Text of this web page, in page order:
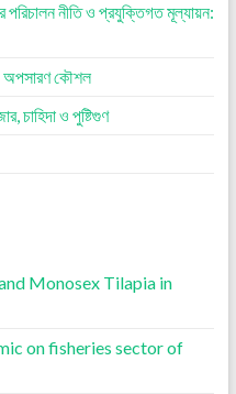
নীতি ও প্রযুক্তিগত মূল্যায়ন:
অপসারণ কৌশল
চাহিদা ও পুষ্টিগুণ
Monosex Tilapia in
on fisheries sector of